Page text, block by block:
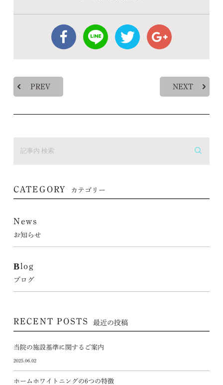
PREV NEXT
CATEGORY カテゴリー
News
お知らせ
Blog
ブログ
RECENT POSTS 最近の投稿
当院の施設基準に関するご案内
2025.06.02
ホームホワイトニングの6つの特徴